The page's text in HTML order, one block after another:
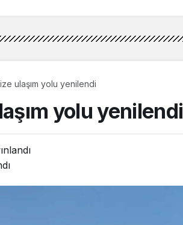
ulaşım yolu yenilendi
yolu yenilendi